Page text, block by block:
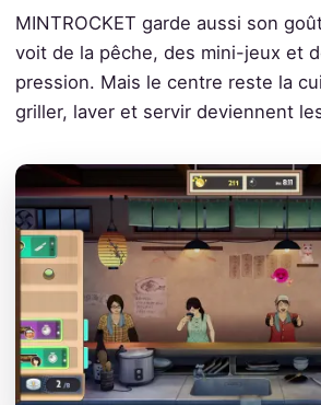
MINTROCKET garde aussi son
voit de la pêche, des mini-jeux et
pression. Mais le centre reste la
griller, laver et servir deviennent